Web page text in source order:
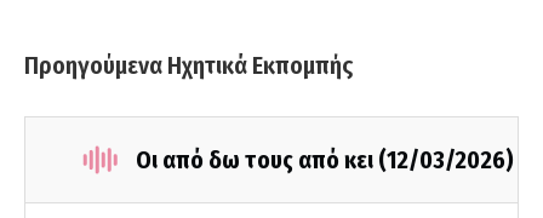
Προηγούμενα Ηχητικά Εκπομπής
Οι από δω τους από κει (12/03/2026)